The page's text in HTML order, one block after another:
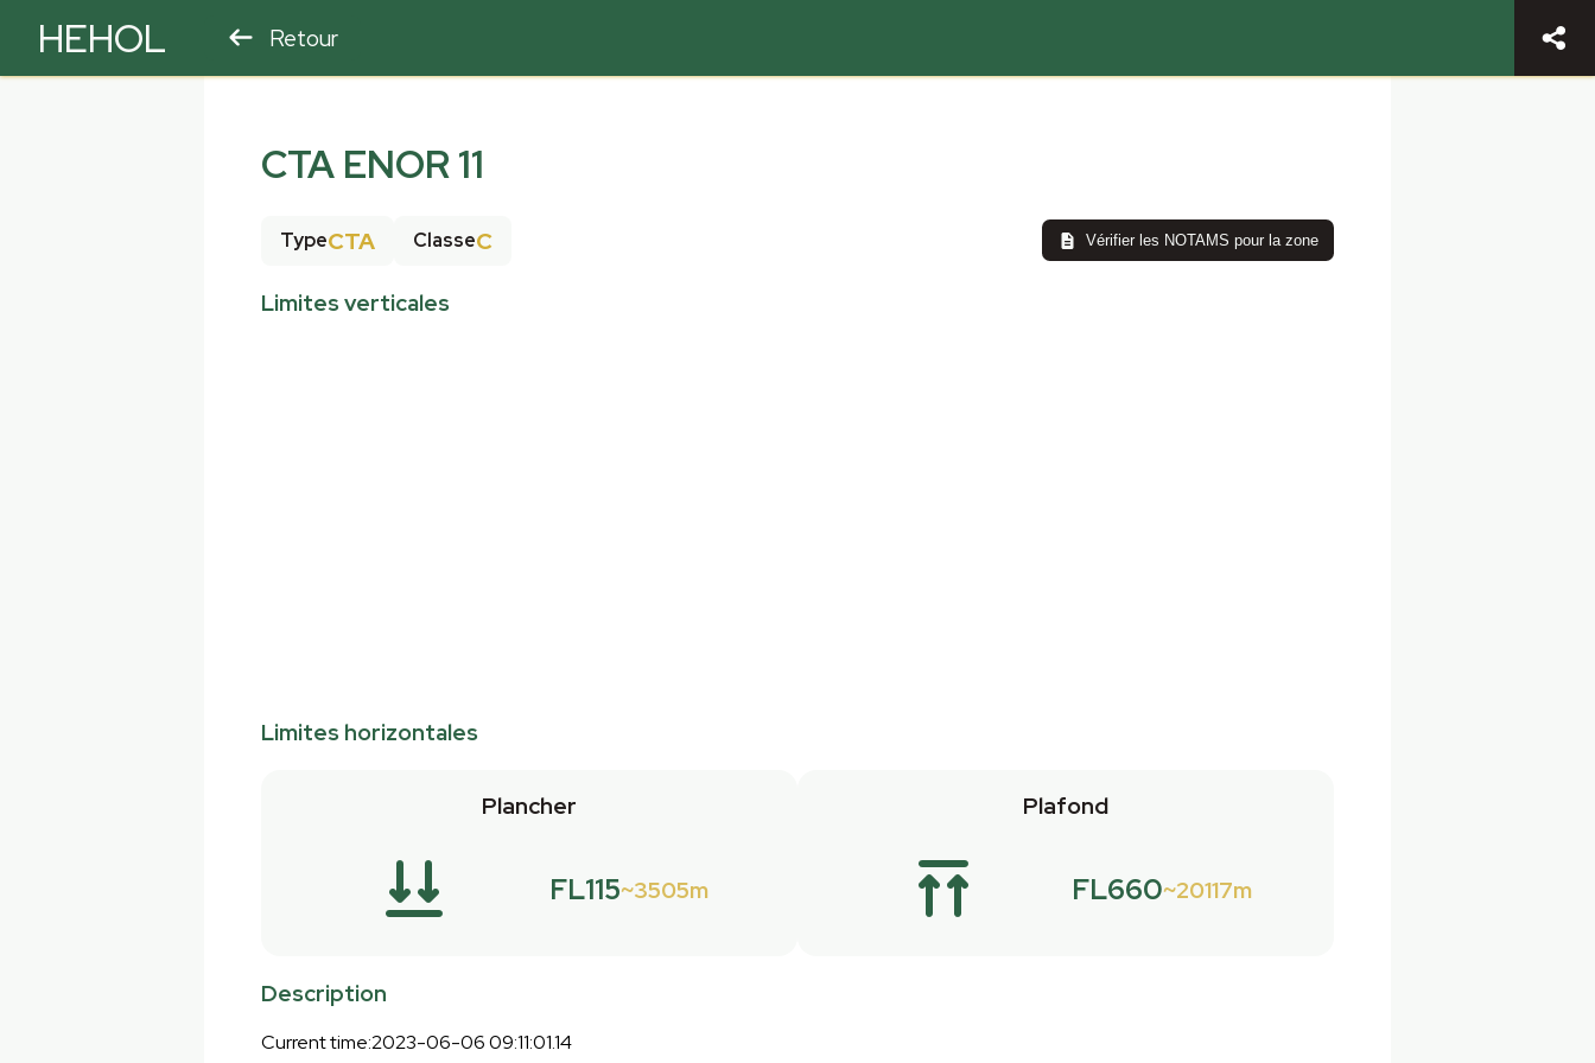
HEHOL Retour
CTA ENOR 11
TypeCTA ClasseC Vérifier les NOTAMS pour la zone
Limites verticales
Limites horizontales
Plancher
FL115 3505m
Plafond
FL660 20117m
Description
Current time:2023-06-06 09:11:01.14